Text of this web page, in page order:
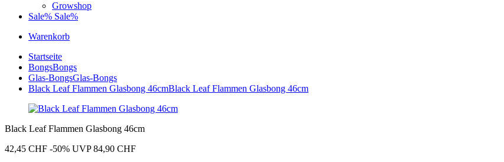
Growshop
Sale% Sale%
Warenkorb
Startseite
BongsBongs
Glas-BongsGlas-Bongs
Black Leaf Flammen Glasbong 46cmBlack Leaf Flammen Glasbong 46cm
Black Leaf Flammen Glasbong 46cm
42,45 CHF -50% UVP 84,90 CHF